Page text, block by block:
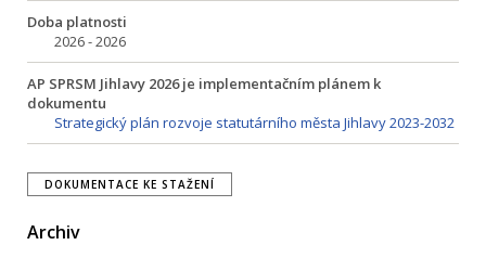
Doba platnosti
2026 - 2026
AP SPRSM Jihlavy 2026 je implementačním plánem k
dokumentu
Strategický plán rozvoje statutárního města Jihlavy 2023-2032
DOKUMENTACE KE STAŽENÍ
Archiv